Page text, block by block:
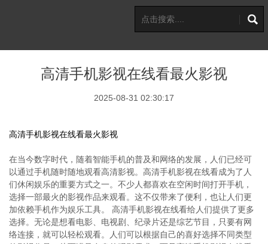
高清手机影视在线看最火影视
2025-08-31 02:30:17
高清手机影视在线看最火影视
在当今数字时代，随着智能手机的普及和网络的发展，人们已经可
以通过手机随时随地观看高清影视。高清手机影视在线看成为了人
们休闲娱乐的重要方式之一。不少人都喜欢在空闲时间打开手机，
选择一部最火的影视作品来观看。这不仅带来了便利，也让人们更
加依赖手机作为娱乐工具。 高清手机影视在线看给人们提供了更多
选择。无论是想看电影、电视剧、纪录片还是综艺节目，只要有网
络连接，就可以轻松观看。人们可以根据自己的喜好选择不同类型